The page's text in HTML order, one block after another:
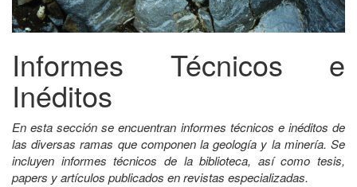
Informes Técnicos e
Inéditos
En esta sección se encuentran informes técnicos e inéditos de
las diversas ramas que componen la geología y la minería. Se
incluyen informes técnicos de la biblioteca, así como tesis,
papers y artículos publicados en revistas especializadas.